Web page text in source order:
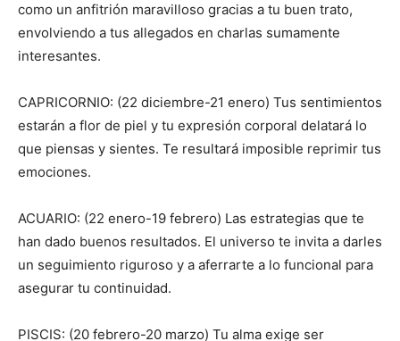
como un anfitrión maravilloso gracias a tu buen trato,
envolviendo a tus allegados en charlas sumamente
interesantes.
CAPRICORNIO: (22 diciembre-21 enero) Tus sentimientos
estarán a flor de piel y tu expresión corporal delatará lo
que piensas y sientes. Te resultará imposible reprimir tus
emociones.
ACUARIO: (22 enero-19 febrero) Las estrategias que te
han dado buenos resultados. El universo te invita a darles
un seguimiento riguroso y a aferrarte a lo funcional para
asegurar tu continuidad.
PISCIS: (20 febrero-20 marzo) Tu alma exige ser